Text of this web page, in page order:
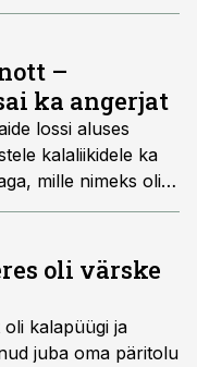
–
ka angerjat
lossi aluses
kalaliikidele ka
mille nimeks oli
püük käis?
oli värske
kalapüügi ja
juba oma päritolu